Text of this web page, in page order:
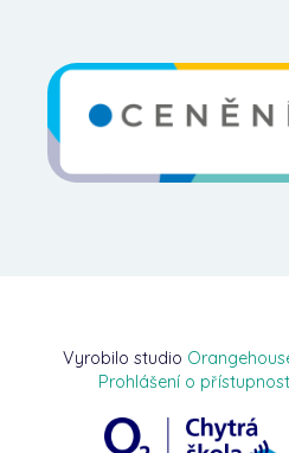
Vyrobilo studio
Prohlášení o